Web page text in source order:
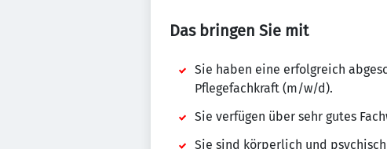
Das bringen Sie mit
Sie haben eine erfolgreich
Pflegefachkraft (m/w/d).
Sie verfügen über sehr gutes
Sie sind körperlich und